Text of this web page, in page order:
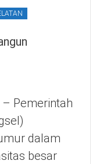
– Pemerintah
dalam
besar